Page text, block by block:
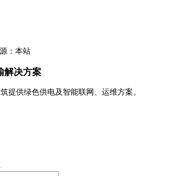
：本站
解决方案
提供绿色供电及智能联网、运维方案。